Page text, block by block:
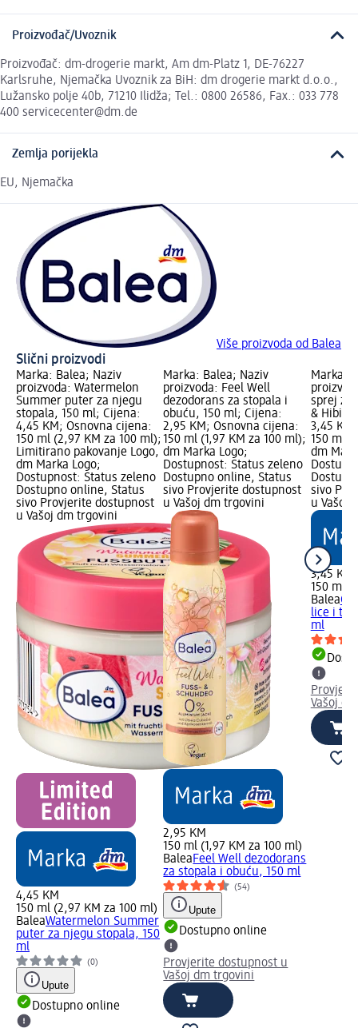
Proizvođač/Uvoznik
Proizvođač: dm-drogerie markt, Am dm-Platz 1, DE-76227
Karlsruhe, Njemačka Uvoznik za BiH: dm drogerie markt d.o.o.,
Lužansko polje 40b, 71210 Ilidža; Tel.: 0800 26586, Fax.: 033 778
400 servicecenter@dm.de
Zemlja porijekla
EU, Njemačka
Više proizvoda od Balea
Slični proizvodi
Marka: Balea; Naziv
proizvoda: Watermelon
Summer puter za njegu
stopala, 150 ml; Cijena:
4,45 KM; Osnovna cijena:
150 ml (2,97 KM za 100 ml);
Limitirano pakovanje Logo,
dm Marka Logo;
Dostupnost: Status zeleno
Dostupno online, Status
sivo Provjerite dostupnost
u Vašoj dm trgovini
4,45 KM
150 ml (2,97 KM za 100 ml)
BaleaWatermelon Summer
puter za njegu stopala, 150
ml
(0)
Upute
Dostupno online
Marka: Balea; Naziv
proizvoda: Feel Well
dezodorans za stopala i
obuću, 150 ml; Cijena:
2,95 KM; Osnovna cijena:
150 ml (1,97 KM za 100 ml);
dm Marka Logo;
Dostupnost: Status zeleno
Dostupno online, Status
sivo Provjerite dostupnost
u Vašoj dm trgovini
2,95 KM
150 ml (1,97 KM za 100 ml)
BaleaFeel Well dezodorans
za stopala i obuću, 150 ml
(54)
Upute
Dostupno online
Provjerite dostupnost u
Vašoj dm trgovini
Marka:
sprej za
&
3,45
150 ml
dm
sivo
u Vašoj
3,45 KM
150 ml
Balea
lice i
ml
Vašoj